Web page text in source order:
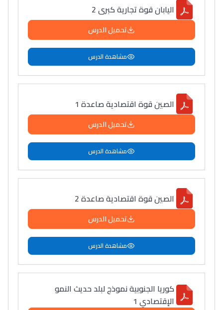
اليابان قوة تجارية كبرى 2
تحميل الدرس
مشاهدة الدرس
الصين قوة اقتصادية صاعدة 1
تحميل الدرس
مشاهدة الدرس
الصين قوة اقتصادية صاعدة 2
تحميل الدرس
مشاهدة الدرس
كوريا الجنوبية نموذج لبلد حديث النمو
الإقتصادي 1